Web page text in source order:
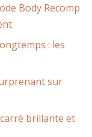
Body Recomp
: les
sur
brillante et